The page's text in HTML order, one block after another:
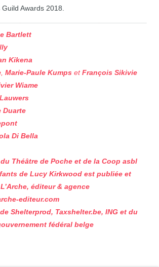
Awards 2018.
Bartlett
Kikena
Marie-Paule Kumps etFrançois Sikivie
Wiame
Duarte
Di Bella
Théâtre de Poche et de la Coop asbl
de Lucy Kirkwood est publiée et
éditeur & agence
editeur.com
Shelterprod, Taxshelter.be, ING et du
fédéral belge